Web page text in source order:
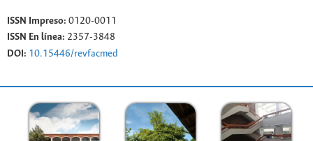
ISSN Impreso: 0120-0011
ISSN En línea: 2357-3848
DOI: 10.15446/revfacmed